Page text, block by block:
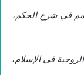
في شرح الحكم،
في الإسلام،